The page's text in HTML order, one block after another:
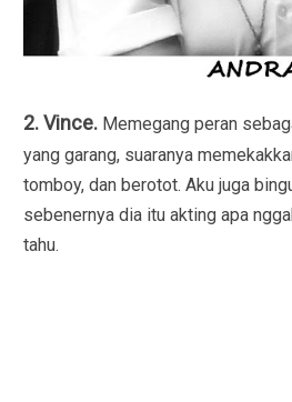
2. Vince. Memegang peran
yang garang, suaranya
tomboy, dan berotot. Aku juga
sebenernya dia itu akting apa
tahu.